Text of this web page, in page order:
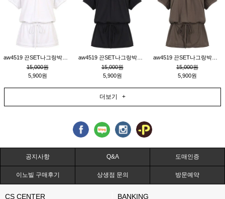
15,000원
5,900원
15,000원
5,900원
15,000원
5,900원
더보기 +
공지사항 Q&A 도매인증
이노빌 구매후기 상생점 문의 방문예약
CS CENTER BANKING